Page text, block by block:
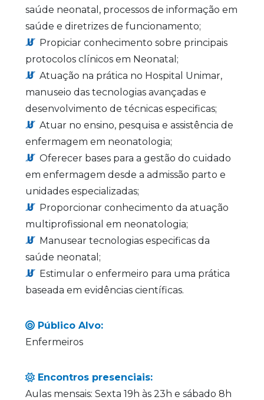
saúde neonatal, processos de informação em
saúde e diretrizes de funcionamento;
Propiciar conhecimento sobre principais
protocolos clínicos em Neonatal;
Atuação na prática no Hospital Unimar,
manuseio das tecnologias avançadas e
desenvolvimento de técnicas especificas;
Atuar no ensino, pesquisa e assistência de
enfermagem em neonatologia;
Oferecer bases para a gestão do cuidado
em enfermagem desde a admissão parto e
unidades especializadas;
Proporcionar conhecimento da atuação
multiprofissional em neonatologia;
Manusear tecnologias especificas da
saúde neonatal;
Estimular o enfermeiro para uma prática
baseada em evidências científicas.
Público Alvo:
Enfermeiros
Encontros presenciais:
Aulas mensais: Sexta 19h às 23h e sábado 8h